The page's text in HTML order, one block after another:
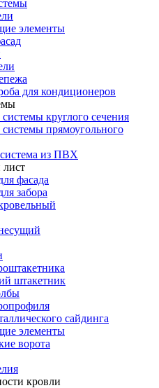
элементы
для кондиционеров
круглого сечения
прямоугольного
из ПВХ
фасада
забора
штакетник
сайдинга
элементы
ворота
кровли